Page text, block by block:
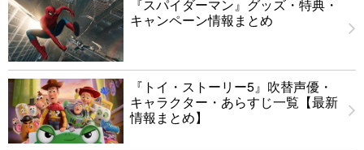
『スパイダーマン』グッズ・特典・
キャンペーン情報まとめ
『トイ・ストーリー5』吹替声優・
キャラクター・あらすじ一覧【最新
情報まとめ】